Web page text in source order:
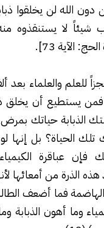
الله لن يخلقوا
شيئاً لا يستنقذوه
الآية 73
].
للعلم والعلماء
فمن يستطيع أن يخلق
الذبابة حياتك
الحياة؟ بل إنها
عباقرة
الذرة من أمعائها
فما أضعف
وما أهون الذبابة